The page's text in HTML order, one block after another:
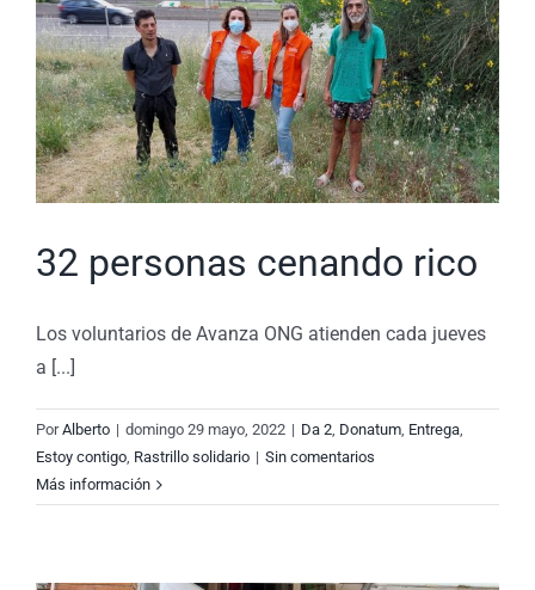
32 personas cenando rico
Los voluntarios de Avanza ONG atienden cada jueves
a [...]
PorAlberto | domingo 29 mayo, 2022 | Da 2, Donatum, Entrega,
Estoy contigo, Rastrillo solidario | Sin comentarios
Más información